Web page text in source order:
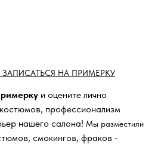
НА ПРИМЕРКУ
и оцените лично
профессионализм
нашего салона! Мы разместили
смокингов, фраков -